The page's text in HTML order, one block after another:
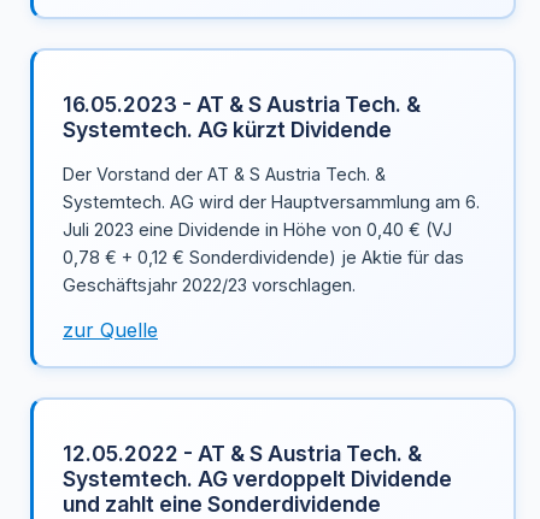
16.05.2023 - AT & S Austria Tech. &
Systemtech. AG kürzt Dividende
Der Vorstand der AT & S Austria Tech. &
Systemtech. AG wird der Hauptversammlung am 6.
Juli 2023 eine Dividende in Höhe von 0,40 € (VJ
0,78 € + 0,12 € Sonderdividende) je Aktie für das
Geschäftsjahr 2022/23 vorschlagen.
zur Quelle
12.05.2022 - AT & S Austria Tech. &
Systemtech. AG verdoppelt Dividende
und zahlt eine Sonderdividende